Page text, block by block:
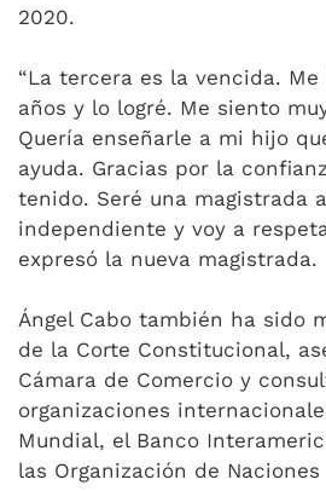
2020.
“La tercera es la vencida.
años y lo logré. Me siento
Quería enseñarle a mi hijo
ayuda. Gracias por la
tenido. Seré una magistrada
independiente y voy a
expresó la nueva magistrada.
Ángel Cabo también ha sido
de la Corte Constitucional,
Cámara de Comercio y
organizaciones
Mundial, el Banco
las Organización de Naciones